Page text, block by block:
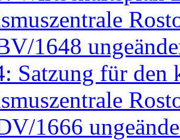
1648
Satzung für den
1666